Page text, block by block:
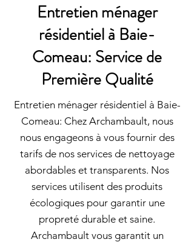
Entretien ménager
résidentiel à Baie-
Comeau: Service de
Première Qualité
Entretien ménager résidentiel à Baie-
Comeau: Chez Archambault, nous
nous engageons à vous fournir des
tarifs de nos services de nettoyage
abordables et transparents. Nos
services utilisent des produits
écologiques pour garantir une
propreté durable et saine.
Archambault vous garantit un